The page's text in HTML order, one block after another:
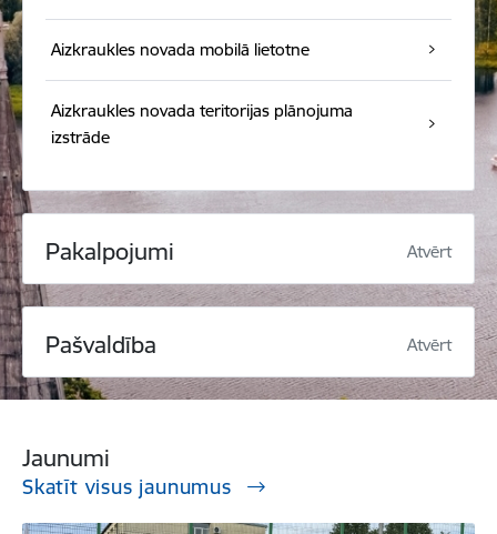
Aizkraukles novada mobilā lietotne
Aizkraukles novada teritorijas plānojuma
izstrāde
Pakalpojumi Atvērt
Pašvaldība Atvērt
Jaunumi
Skatīt visus jaunumus